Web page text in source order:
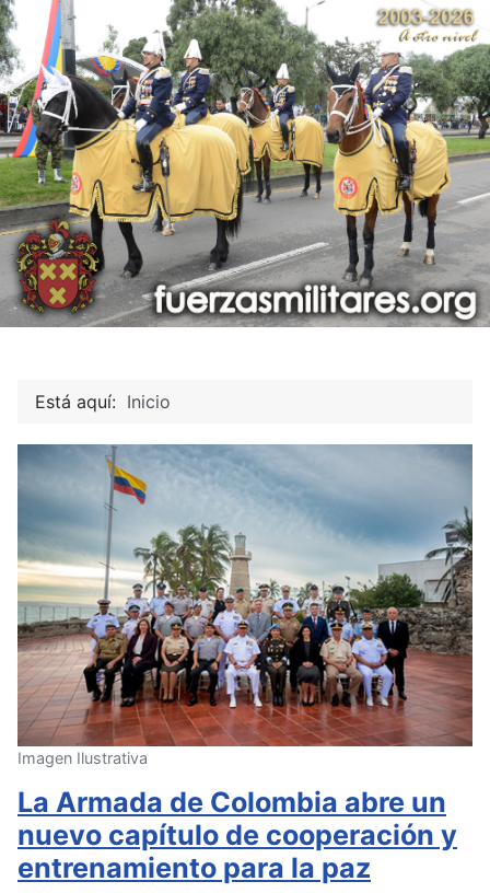
Está aquí: Inicio
Imagen Ilustrativa
La Armada de Colombia abre un
nuevo capítulo de cooperación y
entrenamiento para la paz